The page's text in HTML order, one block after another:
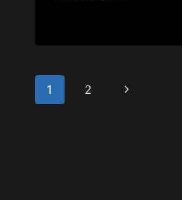
CSD
Seitennavigation
1 2
Nächste